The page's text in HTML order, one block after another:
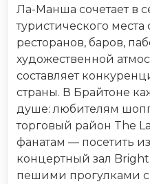
Ла-Манша сочетает в
туристического
ресторанов, баров,
художественной
составляет
страны. В Брайтоне
душе: любителям
торговый район The
фанатам — посетить
концертный зал
пешими прогулками